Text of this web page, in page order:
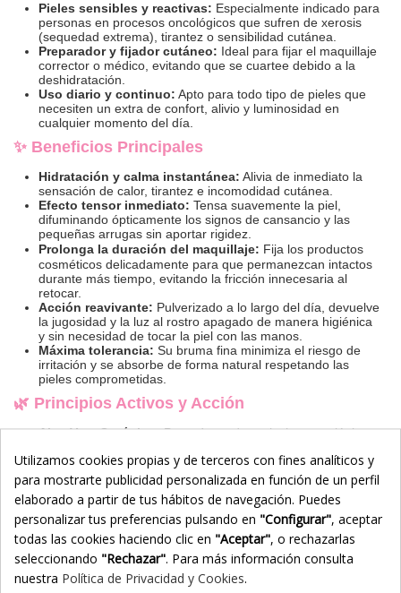
Pieles sensibles y reactivas: Especialmente indicado para
personas en procesos oncológicos que sufren de xerosis
(sequedad extrema), tirantez o sensibilidad cutánea.
Preparador y fijador cutáneo: Ideal para fijar el maquillaje
corrector o médico, evitando que se cuartee debido a la
deshidratación.
Uso diario y continuo: Apto para todo tipo de pieles que
necesiten un extra de confort, alivio y luminosidad en
cualquier momento del día.
✨ Beneficios Principales
Hidratación y calma instantánea: Alivia de inmediato la
sensación de calor, tirantez e incomodidad cutánea.
Efecto tensor inmediato: Tensa suavemente la piel,
difuminando ópticamente los signos de cansancio y las
pequeñas arrugas sin aportar rigidez.
Prolonga la duración del maquillaje: Fija los productos
cosméticos delicadamente para que permanezcan intactos
durante más tiempo, evitando la fricción innecesaria al
retocar.
Acción reavivante: Pulverizado a lo largo del día, devuelve
la jugosidad y la luz al rostro apagado de manera higiénica
y sin necesidad de tocar la piel con las manos.
Máxima tolerancia: Su bruma fina minimiza el riesgo de
irritación y se absorbe de forma natural respetando las
pieles comprometidas.
🌿 Principios Activos y Acción
Aloe Vera Orgánico:Procedente de agricultura ecológica,
altamente nutritivas que mitigan las rojeces.
Ácido Hialurónico:Retiene el agua en las capas
epidérmicas, rellenando la piel desde el interior y
combatiendo la descamación oncológica.
Panthenol (Vitamina B5):Un potente reparador cutáneo
que refuerza de manera eficaz la barrera de la piel,
acelerando su proceso natural de recuperación.
Vitamina C:Actúa como un escudo antioxidante frente a
los radicales libres, unifica sutilmente el tono y despierta la
Utilizamos cookies propias y de terceros con fines analíticos y
para mostrarte publicidad personalizada en función de un perfil
elaborado a partir de tus hábitos de navegación. Puedes
personalizar tus preferencias pulsando en "Configurar", aceptar
todas las cookies haciendo clic en "Aceptar", o rechazarlas
seleccionando "Rechazar". Para más información consulta
nuestra Política de Privacidad y Cookies.